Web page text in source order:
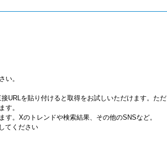
い。
URLを貼り付けると取得をお試しいただけます。ただ
す。
。Xのトレンドや検索結果、その他のSNSなど。
てください